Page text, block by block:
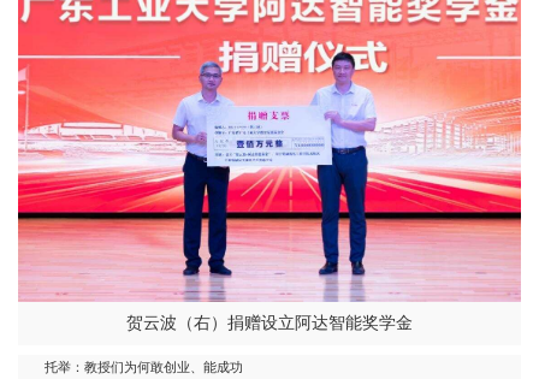
贺云波（右）捐赠设立阿达智能奖学金
托举：教授们为何敢创业、能成功